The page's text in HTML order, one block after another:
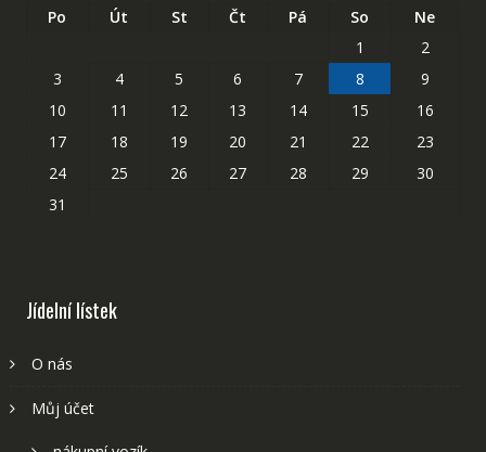
Po Út St Čt Pá So
Ne
1
2
3
4 5 6 7 8
9
10
11 12 13 14 15
16
17
18 19 20 21 22
23
24
25 26 27 28 29
30
31
Jídelní lístek
O nás
Můj účet